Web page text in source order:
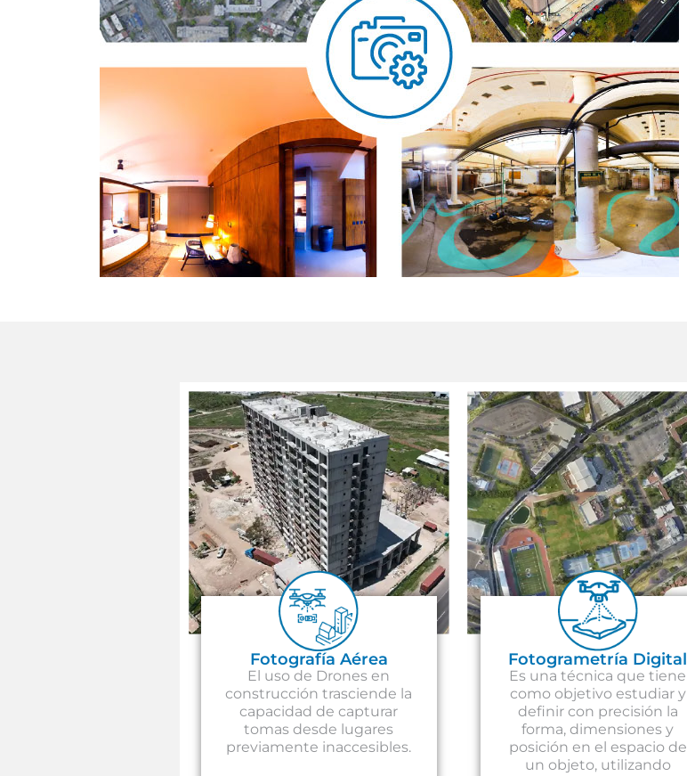
Fotografía Aérea
El uso de Drones en
construcción trasciende la
capacidad de capturar
tomas desde lugares
previamente inaccesibles.
Fotogrametría Digital
Es una técnica que tiene
como objetivo estudiar y
definir con precisión la
forma, dimensiones y
posición en el espacio de
un objeto, utilizando